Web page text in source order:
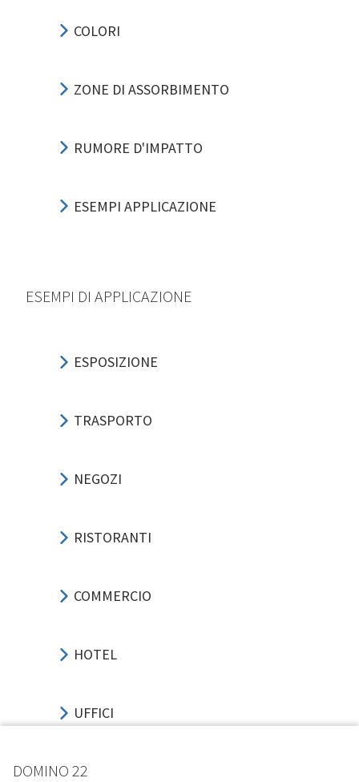
DOMINO 22
COLORI
ZONE DI ASSORBIMENTO
RUMORE D'IMPATTO
ESEMPI APPLICAZIONE
ESEMPI DI APPLICAZIONE
ESPOSIZIONE
TRASPORTO
NEGOZI
RISTORANTI
COMMERCIO
HOTEL
UFFICI
SPORT-EVENTI